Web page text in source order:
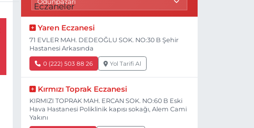
Yaren Eczanesi
71 EVLER MAH. DEDEOĞLU SOK. NO:30 B Şehir
Hastanesi Arkasında
0 (222) 503 88 26 Yol Tarifi Al
Kırmızı Toprak Eczanesi
KIRMIZI TOPRAK MAH. ERCAN SOK. NO:60 B Eski
Hava Hastanesi Poliklinik kapısı sokağı, Alem Cami
Yakını